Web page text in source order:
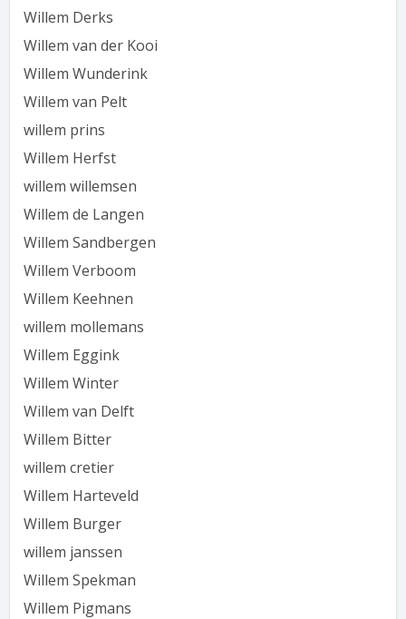
Willem Derks
Willem van der Kooi
Willem Wunderink
Willem van Pelt
willem prins
Willem Herfst
willem willemsen
Willem de Langen
Willem Sandbergen
Willem Verboom
Willem Keehnen
willem mollemans
Willem Eggink
Willem Winter
Willem van Delft
Willem Bitter
willem cretier
Willem Harteveld
Willem Burger
willem janssen
Willem Spekman
Willem Pigmans